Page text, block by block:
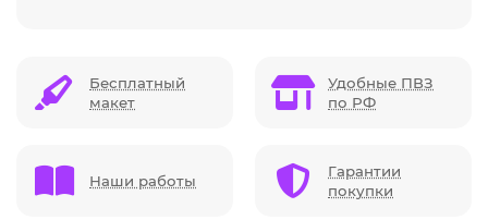
Бесплатный
макет
Удобные ПВЗ
по РФ
Наши работы
Гарантии
покупки